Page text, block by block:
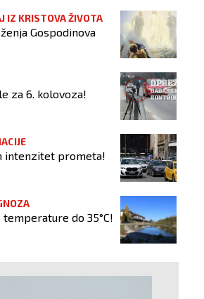
IZ KRISTOVA ŽIVOTA
Gospodinova
za 6. kolovoza!
intenzitet prometa!
do 35°C!